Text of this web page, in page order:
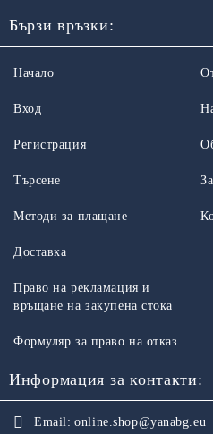
Бързи връзки:
Начало
Вход
Регистрация
Търсене
Методи за плащане
Доставка
Право на рекламация и
връщане на закупена стока
Формуляр за право на отказ
Информация за контакти:
Email: online.shop@yanabg.eu